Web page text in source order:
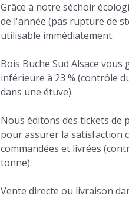
Grâce à notre séchoir
de l'année (pas rupture de
utilisable immédiatement.
Bois Buche Sud Alsace
inférieure à 23 % (contrôle
dans une étuve).
Nous éditons des tickets de
pour assurer la satisfaction
commandées et livrées
tonne).
Vente directe ou livraison